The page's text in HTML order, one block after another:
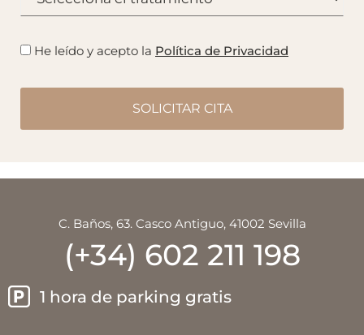
He leído y acepto la Política de Privacidad
C. Baños, 63. Casco Antiguo, 41002 Sevilla
(+34) 602 211 198
1 hora de parking gratis